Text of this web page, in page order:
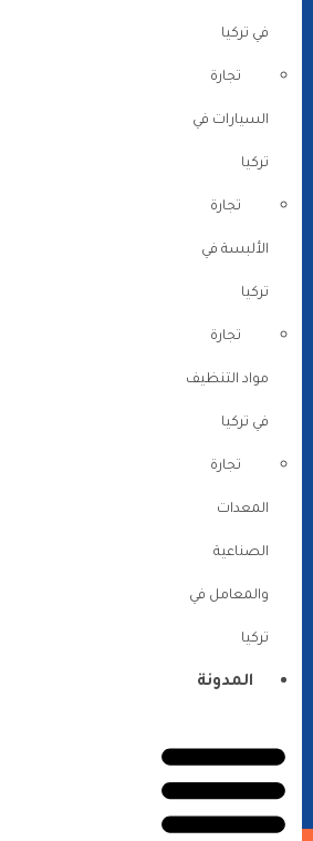
في تركيا
تجارة
السيارات في
تركيا
تجارة
الألبسة في
تركيا
تجارة
مواد التنظيف
في تركيا
تجارة
المعدات
الصناعية
والمعامل في
تركيا
المدونة